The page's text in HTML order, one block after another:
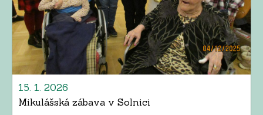
15. 1. 2026
Mikulášská zábava v Solnici